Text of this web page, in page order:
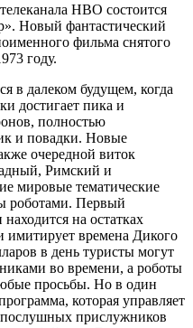
HBO состоится
Новый фантастический
фильма снятого
году.
в далеком будущем, когда
достигает пика и
полностью
и повадки. Новые
очередной виток
Римский и
мировые тематические
роботами. Первый
на остатках
времена Дикого
в день туристы могут
во времени, а роботы
просьбы. Но в один
которая управляет
послушных прислужников